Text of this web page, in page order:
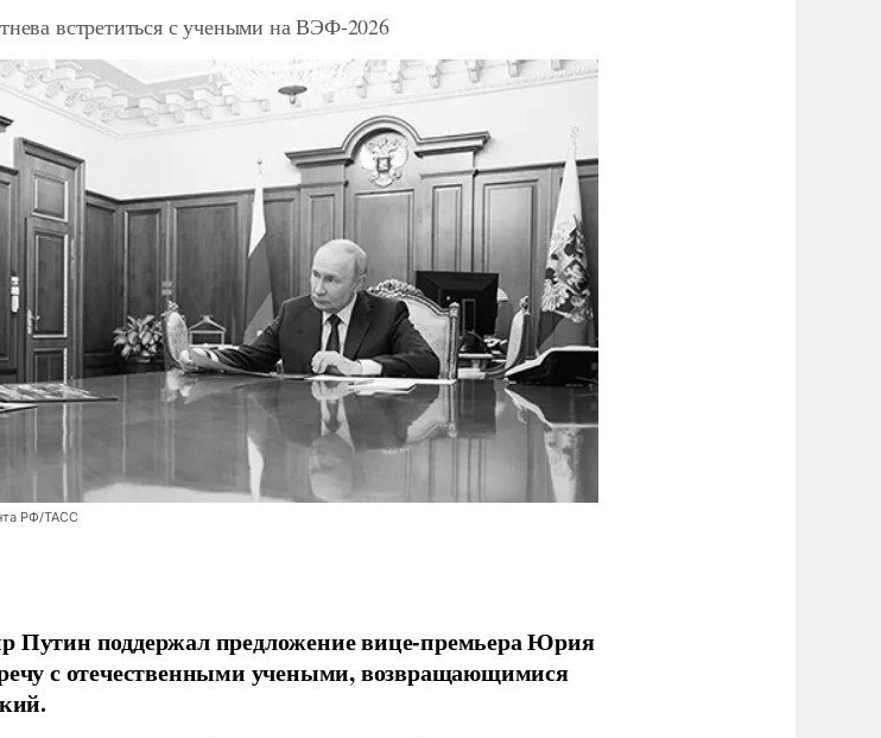
встретиться с учеными на ВЭФ-2026
РФ/ТАСС
Путин поддержал предложение вице-премьера Юрия
с отечественными учеными, возвращающимися